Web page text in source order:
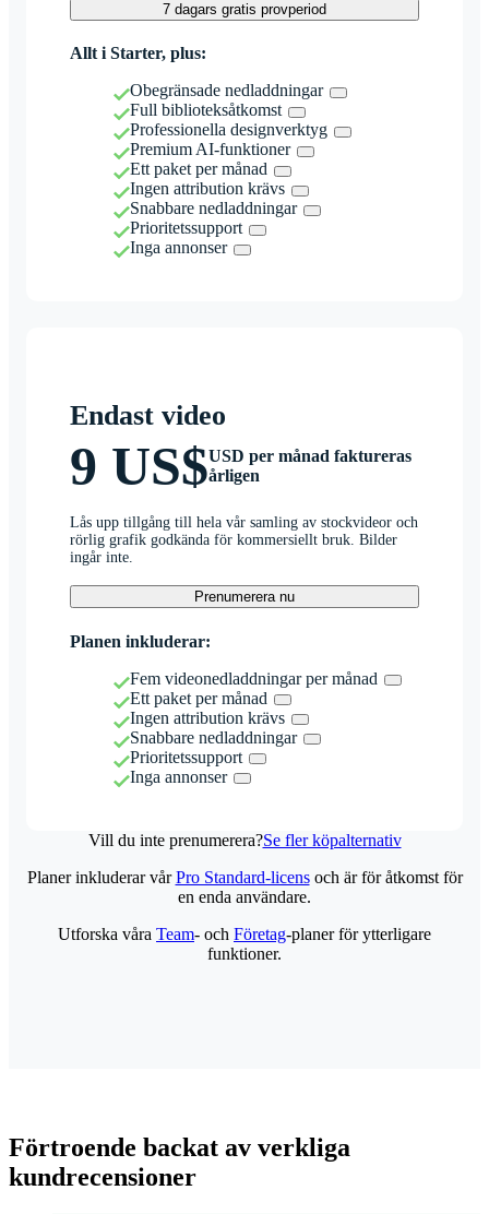
7 dagars gratis provperiod
Allt i Starter, plus:
Obegränsade nedladdningar
Full biblioteksåtkomst
Professionella designverktyg
Premium AI-funktioner
Ett paket per månad
Ingen attribution krävs
Snabbare nedladdningar
Prioritetssupport
Inga annonser
Endast video
9 US$USD per månad faktureras
årligen
Lås upp tillgång till hela vår samling av stockvideor och
rörlig grafik godkända för kommersiellt bruk. Bilder
ingår inte.
Prenumerera nu
Planen inkluderar:
Fem videonedladdningar per månad
Ett paket per månad
Ingen attribution krävs
Snabbare nedladdningar
Prioritetssupport
Inga annonser
Vill du inte prenumerera?Se fler köpalternativ
Planer inkluderar vårPro Standard-licensoch är för åtkomst för
en enda användare.
Utforska våra Team- och Företag-planer för ytterligare
funktioner.
Förtroende backat av verkliga
kundrecensioner